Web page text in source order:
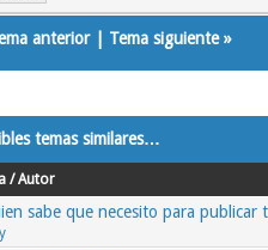
anterior| Tema siguiente»
temas similares…
/ Autor
sabe que necesito para publicar